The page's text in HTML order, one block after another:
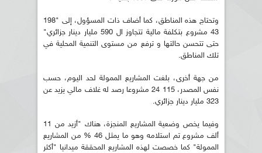
وتحتاج هذه المناطق، كما أضاف ذات المسؤول، إلى "198
43 مشروع بتكلفة مالية تتجاوز ال 590 مليار دينار جزائري"
حتى تتحسن حالتها و ترفع من مستوى التنمية المحلية في
تلك المناطق.
من جهة أخرى، بلغت المشاريع الممولة لحد اليوم، حسب
نفس المصدر، 115 24 مشروعا رصد له غلاف مالي يزيد عن
323 مليار دينار جزائري.
وفيما يخص وضعية المشاريع المنجزة، هناك "أزيد من 11
ألف مشروع تم استلامه وهو ما يمثل 46 % من المشاريع
الممولة" كما خصصت لهذه المشاريع المحققة ميدانيا "أكثر